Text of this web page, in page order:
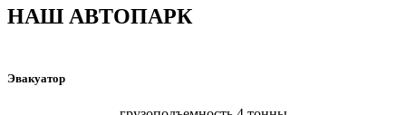
НАШ АВТОПАРК
Эвакуатор